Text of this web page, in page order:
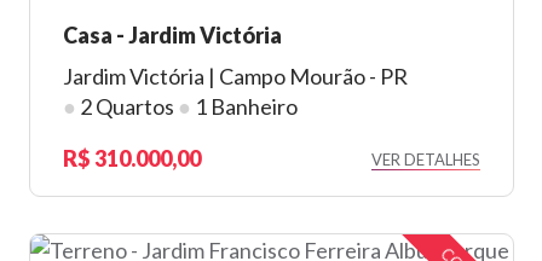
Casa - Jardim Victória
Jardim Victória | Campo Mourão - PR
● 2 Quartos ● 1 Banheiro
310.000,00
VER DETALHES